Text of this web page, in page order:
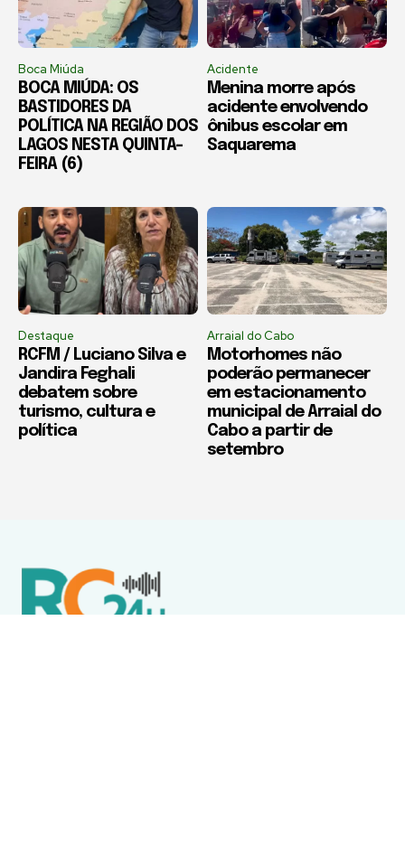
Boca Miúda
BOCA MIÚDA: OS
BASTIDORES DA
POLÍTICA NA REGIÃO DOS
LAGOS NESTA QUINTA-
FEIRA (6)
Acidente
Menina morre após
acidente envolvendo
ônibus escolar em
Saquarema
Destaque
RCFM / Luciano Silva e
Jandira Feghali
debatem sobre
turismo, cultura e
política
Arraial do Cabo
Motorhomes não
poderão permanecer
em estacionamento
municipal de Arraial do
Cabo a partir de
setembro